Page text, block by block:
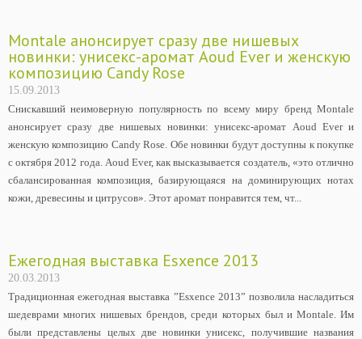
Montale анонсирует сразу две нишевых
новинки: унисекс-аромат Aoud Ever и женскую
композицию Candy Rose
15.09.2013
Снискавший неимоверную популярность по всему миру бренд Montale
анонсирует сразу две нишевых новинки: унисекс-аромат Aoud Ever и
женскую композицию Candy Rose. Обе новинки будут доступны к покупке
с октября 2012 года. Aoud Ever, как высказывается создатель, «это отлично
сбалансированная композиция, базирующаяся на доминирующих нотах
кожи, древесины и цитрусов». Этот аромат понравится тем, чт...
Ежегодная выставка Esxence 2013
20.03.2013
Традиционная ежегодная выставка ”Esxence 2013” позволила насладиться
шедеврами многих нишевых брендов, среди которых был и Montale. Им
были представлены целых две новинки унисекс, получившие названия